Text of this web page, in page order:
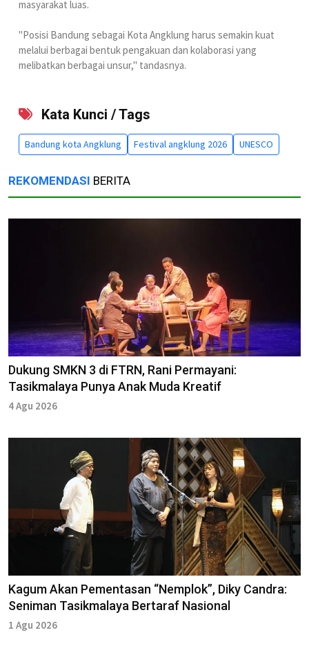
masyarakat luas.
‎"Posisi Bandung sebagai Kota Angklung harus semakin kuat
melalui berbagai bentuk pengakuan dan kolaborasi yang
melibatkan berbagai unsur," tandasnya.
Kata Kunci / Tags
Bandung kota Angklung Festival angklung 2026 UNESCO
REKOMENDASI BERITA
Dukung SMKN 3 di FTRN, Rani Permayani:
Tasikmalaya Punya Anak Muda Kreatif
4 Agu 2026
Kagum Akan Pementasan “Nemplok”, Diky Candra:
Seniman Tasikmalaya Bertaraf Nasional
1 Agu 2026